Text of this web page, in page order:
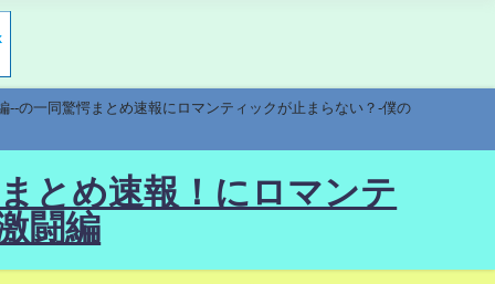
の一同驚愕まとめ速報にロマンティックが止まらない？-僕の
とめ速報！にロマンテ
闘編